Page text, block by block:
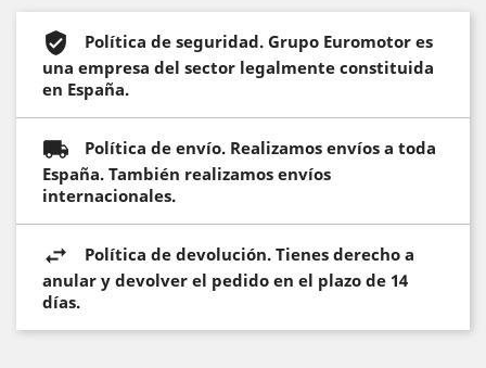
Política de seguridad. Grupo Euromotor es
una empresa del sector legalmente constituida
en España.
Política de envío. Realizamos envíos a toda
España. También realizamos envíos
internacionales.
Política de devolución. Tienes derecho a
anular y devolver el pedido en el plazo de 14
días.